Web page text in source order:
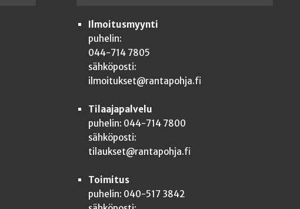
Ilmoitusmyynti
puhelin:
044-714 7805
sähköposti:
ilmoitukset@rantapohja.fi
Tilaajapalvelu
puhelin: 044-714 7800
sähköposti:
tilaukset@rantapohja.fi
Toimitus
puhelin: 040-517 3842